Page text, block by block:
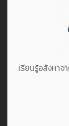
เรียนรู้อสังหา